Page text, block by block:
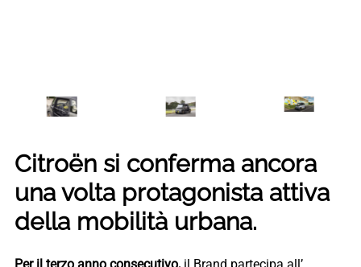
Citroën si conferma ancora
una volta protagonista attiva
della mobilità urbana.